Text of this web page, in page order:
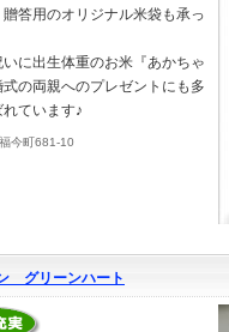
贈答用のオリジナル米袋も承っ
に出生体重のお米『あかちゃ
の両親へのプレゼントにも多
ています♪
今町681-10
グリーンハート